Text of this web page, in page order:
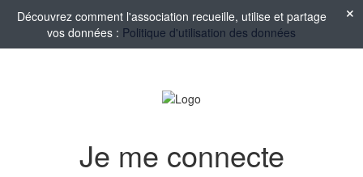
Découvrez comment l'association recueille, utilise et partage
vos données : Politique d'utilisation des données
Je me connecte